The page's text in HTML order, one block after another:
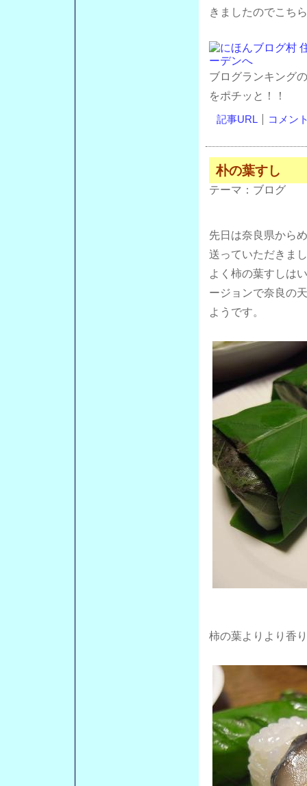
きましたのでこち
ブログランキング
をポチッと！！
記事URL コメン
朴の葉すし
テーマ： ブログ
先日は奈良県から
送っていただきま
よく柿の葉すしは
ージョンで奈良の
ようです。
柿の葉よりより香